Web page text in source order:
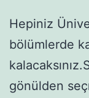
Hepiniz
bölümlerde
gönülden